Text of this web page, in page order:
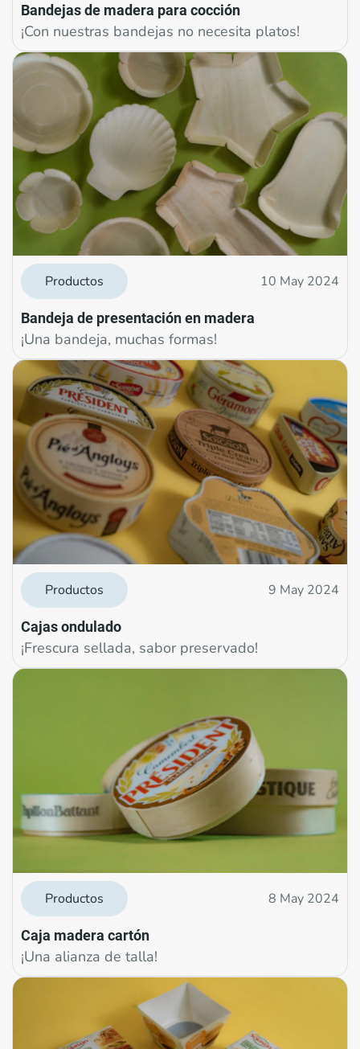
Bandejas de madera para cocción
¡Con nuestras bandejas no necesita platos!
Productos 10 May 2024
Bandeja de presentación en madera
¡Una bandeja, muchas formas!
Productos 9 May 2024
Cajas ondulado
¡Frescura sellada, sabor preservado!
Productos 8 May 2024
Caja madera cartón
¡Una alianza de talla!